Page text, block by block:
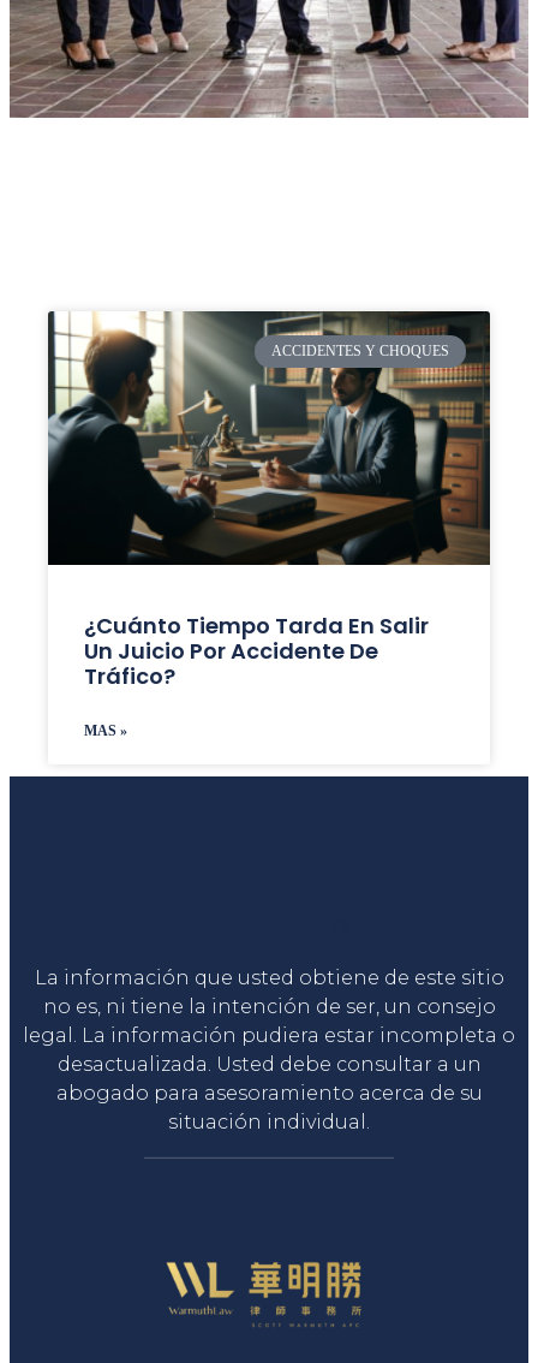
ACCIDENTES Y CHOQUES
¿Cuánto Tiempo Tarda En Salir
Un Juicio Por Accidente De
Tráfico?
MAS »
La información que usted obtiene de este sitio
no es, ni tiene la intención de ser, un consejo
legal. La información pudiera estar incompleta o
desactualizada. Usted debe consultar a un
abogado para asesoramiento acerca de su
situación individual.